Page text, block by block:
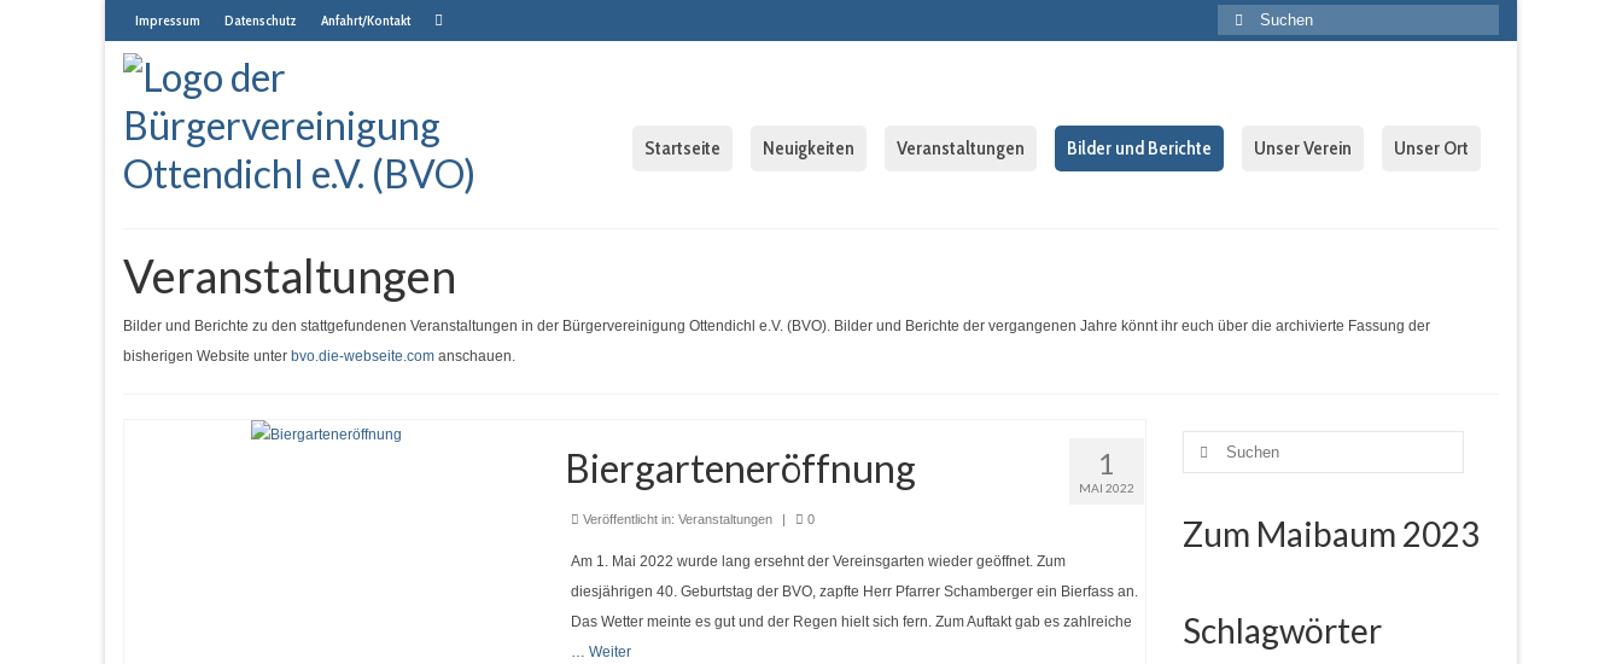
Impressum Datenschutz Anfahrt/Kontakt
Suche
Startseite Neuigkeiten Veranstaltungen Bilder und Berichte Unser Verein Unser Ort
Veranstaltungen
Bilder und Berichte zu den stattgefundenen Veranstaltungen in der Bürgervereinigung Ottendichl e.V. (BVO). Bilder und Berichte der vergangenen Jahre könnt ihr euch über die archivierte Fassung der
bisherigen Website unter bvo.die-webseite.com anschauen.
1
MAI 2022
Biergarteneröffnung
Veröffentlicht in: Veranstaltungen | 0
Am 1. Mai 2022 wurde lang ersehnt der Vereinsgarten wieder geöffnet. Zum
diesjährigen 40. Geburtstag der BVO, zapfte Herr Pfarrer Schamberger ein Bierfass an.
Das Wetter meinte es gut und der Regen hielt sich fern. Zum Auftakt gab es zahlreiche
… Weiter
Suche
nach:
Zum Maibaum 2023
Schlagwörter